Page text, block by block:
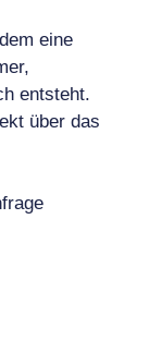
eine
entsteht.
über das